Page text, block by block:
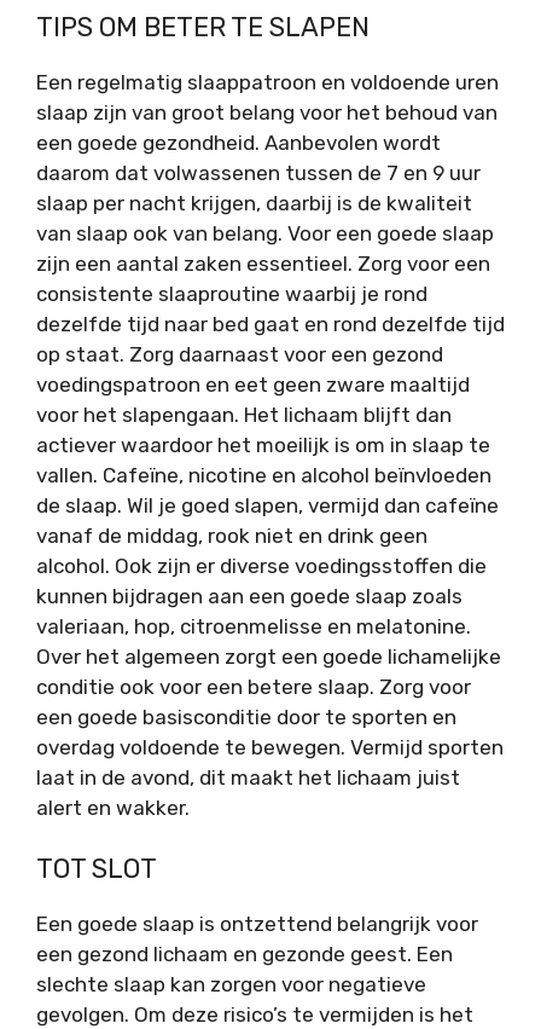
TIPS OM BETER TE SLAPEN
Een regelmatig slaappatroon en voldoende uren
slaap zijn van groot belang voor het behoud van
een goede gezondheid. Aanbevolen wordt
daarom dat volwassenen tussen de 7 en 9 uur
slaap per nacht krijgen, daarbij is de kwaliteit
van slaap ook van belang. Voor een goede slaap
zijn een aantal zaken essentieel. Zorg voor een
consistente slaaproutine waarbij je rond
dezelfde tijd naar bed gaat en rond dezelfde tijd
op staat. Zorg daarnaast voor een gezond
voedingspatroon en eet geen zware maaltijd
voor het slapengaan. Het lichaam blijft dan
actiever waardoor het moeilijk is om in slaap te
vallen. Cafeïne, nicotine en alcohol beïnvloeden
de slaap. Wil je goed slapen, vermijd dan cafeïne
vanaf de middag, rook niet en drink geen
alcohol. Ook zijn er diverse voedingsstoffen die
kunnen bijdragen aan een goede slaap zoals
valeriaan, hop, citroenmelisse en melatonine.
Over het algemeen zorgt een goede lichamelijke
conditie ook voor een betere slaap. Zorg voor
een goede basisconditie door te sporten en
overdag voldoende te bewegen. Vermijd sporten
laat in de avond, dit maakt het lichaam juist
alert en wakker.
TOT SLOT
Een goede slaap is ontzettend belangrijk voor
een gezond lichaam en gezonde geest. Een
slechte slaap kan zorgen voor negatieve
gevolgen. Om deze risico’s te vermijden is het